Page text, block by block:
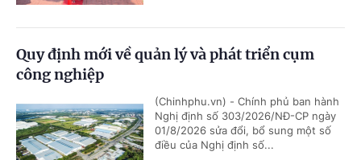
Quy định mới về quản lý và phát triển cụm
công nghiệp
(Chinhphu.vn) - Chính phủ ban hành
Nghị định số 303/2026/NĐ-CP ngày
01/8/2026 sửa đổi, bổ sung một số
điều của Nghị định số...